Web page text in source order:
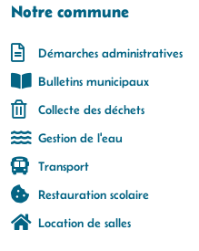
Notre commune
Démarches administratives
Bulletins municipaux
Collecte des déchets
Gestion de l'eau
Transport
Restauration scolaire
Location de salles